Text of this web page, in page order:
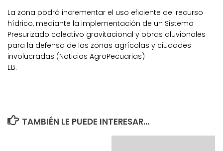
La zona podrá incrementar el uso eficiente del recurso
hídrico, mediante la implementación de un Sistema
Presurizado colectivo gravitacional y obras aluvionales
para la defensa de las zonas agrícolas y ciudades
involucradas (Noticias AgroPecuarias)
EB.
TAMBIÉN LE PUEDE INTERESAR...